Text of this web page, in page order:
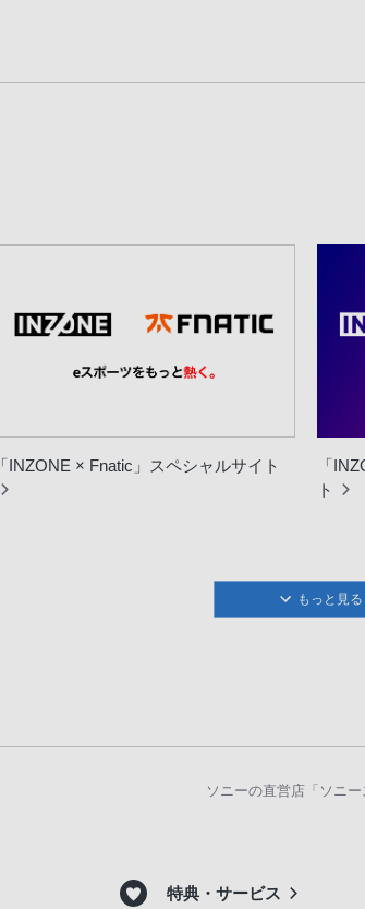
「INZONE × Fnatic」スペシャルサイト
「
ト
もっと見る
ソニーの直営店「ソニ
特典・サービス